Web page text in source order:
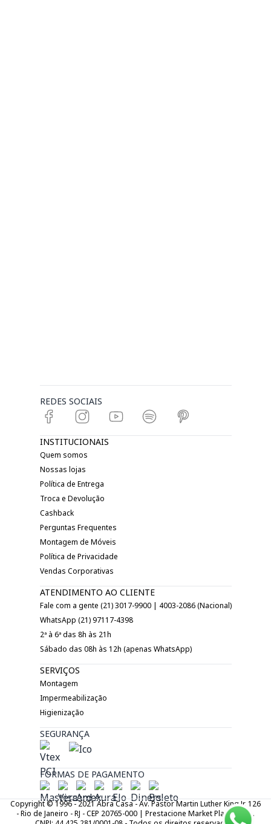
REDES SOCIAIS
INSTITUCIONAIS
Quem somos
Nossas lojas
Política de Entrega
Troca e Devolução
Cashback
Perguntas Frequentes
Montagem de Móveis
Política de Privacidade
Vendas Corporativas
ATENDIMENTO AO CLIENTE
Fale com a gente (21) 3017-9900 | 4003-2086 (Nacional)
WhatsApp (21) 97117-4398
2ª à 6ª das 8h às 21h
Sábado das 08h às 12h (apenas WhatsApp)
SERVIÇOS
Montagem
Impermeabilização
Higienização
SEGURANÇA
FORMAS DE PAGAMENTO
Copyright © 1996 - 2021 Abra Casa - Av. Pastor Martin Luther King Jr. 126
- Rio de Janeiro - RJ - CEP 20765-000 | Prestacione Market Place LTDA.